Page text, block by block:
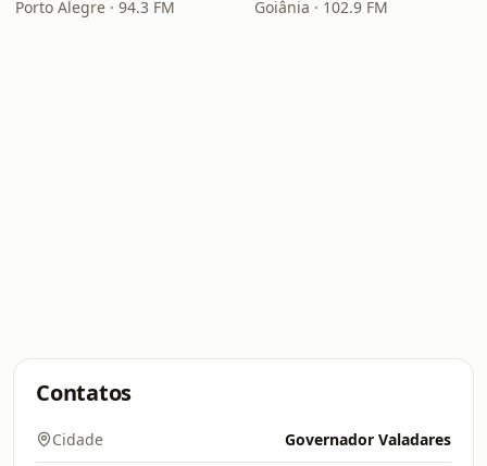
Porto Alegre · 94.3 FM Goiânia · 102.9 FM
Contatos
Cidade Governador Valadares